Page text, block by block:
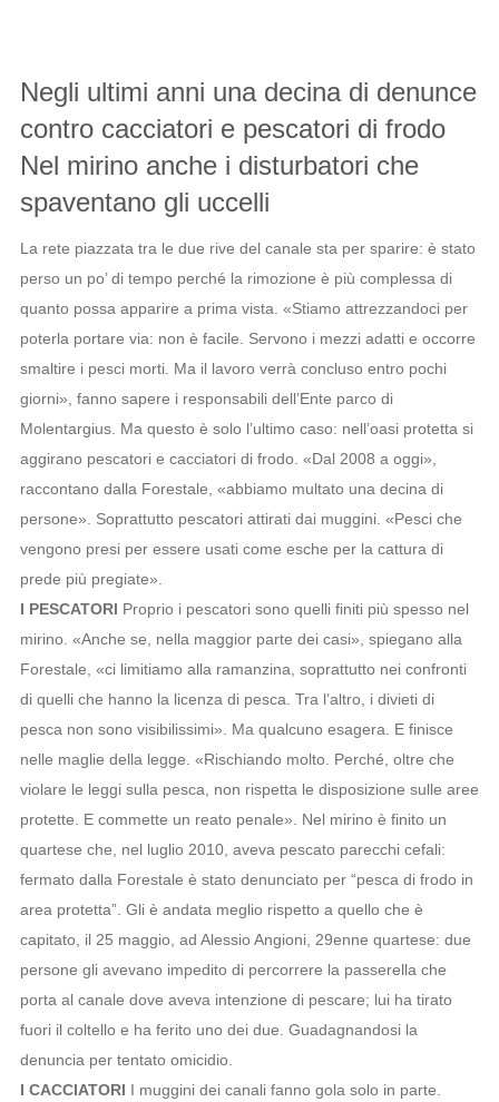
Negli ultimi anni una decina di denunce
contro cacciatori e pescatori di frodo
Nel mirino anche i disturbatori che
spaventano gli uccelli
La rete piazzata tra le due rive del canale sta per sparire: è stato
perso un po’ di tempo perché la rimozione è più complessa di
quanto possa apparire a prima vista. «Stiamo attrezzandoci per
poterla portare via: non è facile. Servono i mezzi adatti e occorre
smaltire i pesci morti. Ma il lavoro verrà concluso entro pochi
giorni», fanno sapere i responsabili dell’Ente parco di
Molentargius. Ma questo è solo l’ultimo caso: nell’oasi protetta si
aggirano pescatori e cacciatori di frodo. «Dal 2008 a oggi»,
raccontano dalla Forestale, «abbiamo multato una decina di
persone». Soprattutto pescatori attirati dai muggini. «Pesci che
vengono presi per essere usati come esche per la cattura di
prede più pregiate».
I PESCATORI Proprio i pescatori sono quelli finiti più spesso nel
mirino. «Anche se, nella maggior parte dei casi», spiegano alla
Forestale, «ci limitiamo alla ramanzina, soprattutto nei confronti
di quelli che hanno la licenza di pesca. Tra l’altro, i divieti di
pesca non sono visibilissimi». Ma qualcuno esagera. E finisce
nelle maglie della legge. «Rischiando molto. Perché, oltre che
violare le leggi sulla pesca, non rispetta le disposizione sulle aree
protette. E commette un reato penale». Nel mirino è finito un
quartese che, nel luglio 2010, aveva pescato parecchi cefali:
fermato dalla Forestale è stato denunciato per “pesca di frodo in
area protetta”. Gli è andata meglio rispetto a quello che è
capitato, il 25 maggio, ad Alessio Angioni, 29enne quartese: due
persone gli avevano impedito di percorrere la passerella che
porta al canale dove aveva intenzione di pescare; lui ha tirato
fuori il coltello e ha ferito uno dei due. Guadagnandosi la
denuncia per tentato omicidio.
I CACCIATORI I muggini dei canali fanno gola solo in parte.